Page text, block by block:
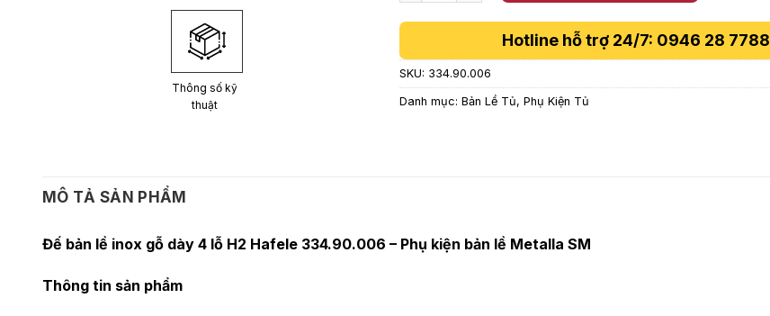
Thông số kỹ
thuật
Hotline hỗ trợ 24/7: 0946 28 7788
SKU: 334.90.006
Danh mục: Bản Lề Tủ, Phụ Kiện Tủ
MÔ TẢ SẢN PHẨM
Đế bản lề inox gỗ dày 4 lỗ H2 Hafele 334.90.006 – Phụ kiện bản lề Metalla SM
Thông tin sản phẩm